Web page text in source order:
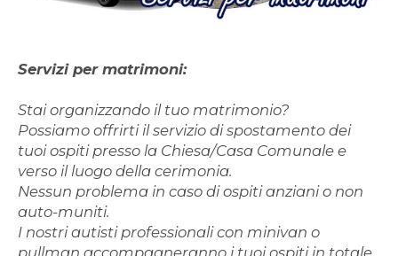
Servizi per matrimoni:
Stai organizzando il tuo matrimonio?
Possiamo offrirti il servizio di spostamento dei
tuoi ospiti presso la Chiesa/Casa Comunale e
verso il luogo della cerimonia.
Nessun problema in caso di ospiti anziani o non
auto-muniti.
I nostri autisti professionali con minivan o
pullman accompagneranno i tuoi ospiti in totale